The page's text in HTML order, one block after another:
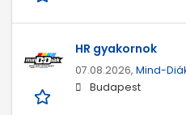
HR gyakornok
07.08.2026, Mind-
Budapest